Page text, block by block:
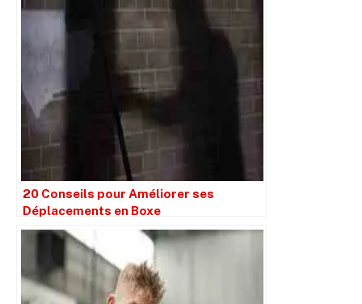
20 Conseils pour Améliorer ses
Déplacements en Boxe